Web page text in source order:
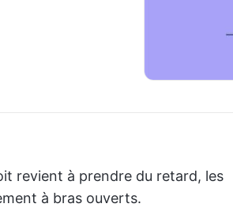
revient à prendre du retard, les
à bras ouverts.